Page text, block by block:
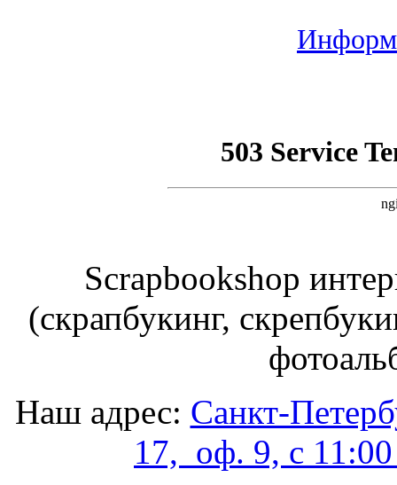
Scrapbookshop
(скрапбукинг,
Наш адрес: Санкт-
17, оф. 9, с